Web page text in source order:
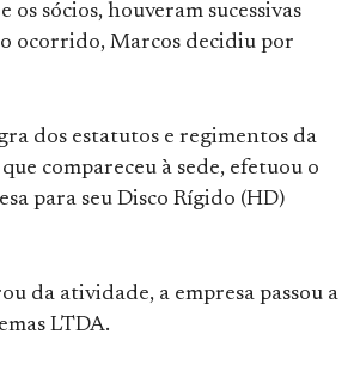
sócios, houveram sucessivas
o ocorrido, Marcos decidiu por
dos estatutos e regimentos da
compareceu à sede, efetuou o
para seu Disco Rígido (HD)
da atividade, a empresa passou a
LTDA.